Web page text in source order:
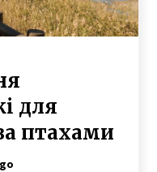
поради
справу Великої
фото Києва
для
птахами